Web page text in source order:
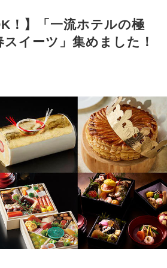
！】「一流ホテルの極
イーツ」集めました！
サイトマップ